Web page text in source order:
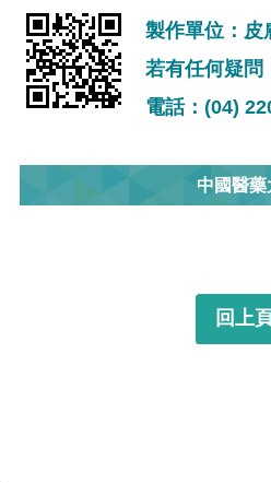
製作單位：
若有任何疑問
電話：(04)
中國醫藥
回上